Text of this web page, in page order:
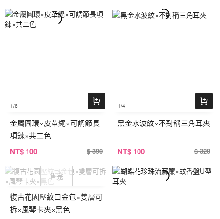
1/6
金屬圓環×皮革繩×可調節長
項鍊×共二色
NT$ 100 $ 390
1/4
黑金水波紋×不對稱三角耳夾
NT$ 100 $ 320
復古花園壓紋口金包×雙層可
拆×風琴卡夾×黑色